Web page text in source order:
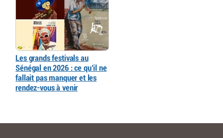
Les grands festivals au
Sénégal en 2026 : ce qu’il ne
fallait pas manquer et les
rendez-vous à venir